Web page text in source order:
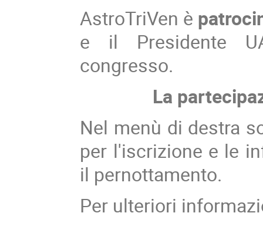
AstroTriVen è
e il Presidente
congresso.
La
Nel menù di destra
per l'iscrizione e le
il pernottamento.
Per ulteriori